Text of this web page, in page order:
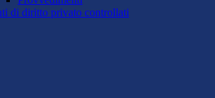
di diritto privato controllati